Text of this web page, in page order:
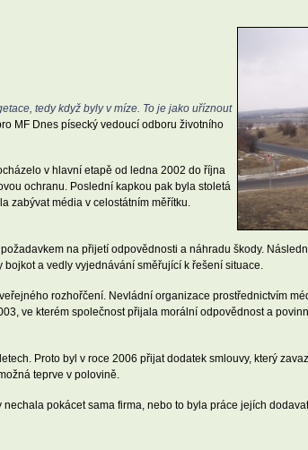
tedy když byly v míze. To je jako uříznout
MF Dnes písecký vedoucí odboru životního
v hlavní etapě od ledna 2002 do října
ochranu. Poslední kapkou pak byla stoletá
zabývat média v celostátním měřítku.
na přijetí odpovědnosti a náhradu škody.
a vedly vyjednávání směřující k řešení situace.
rozhořčení. Nevládní organizace prostřednictvím
ve kterém společnost přijala morální odpovědnost a
Proto byl v roce 2006 přijat dodatek smlouvy, který
teprve v polovině.
pokácet sama firma, nebo to byla práce jejích